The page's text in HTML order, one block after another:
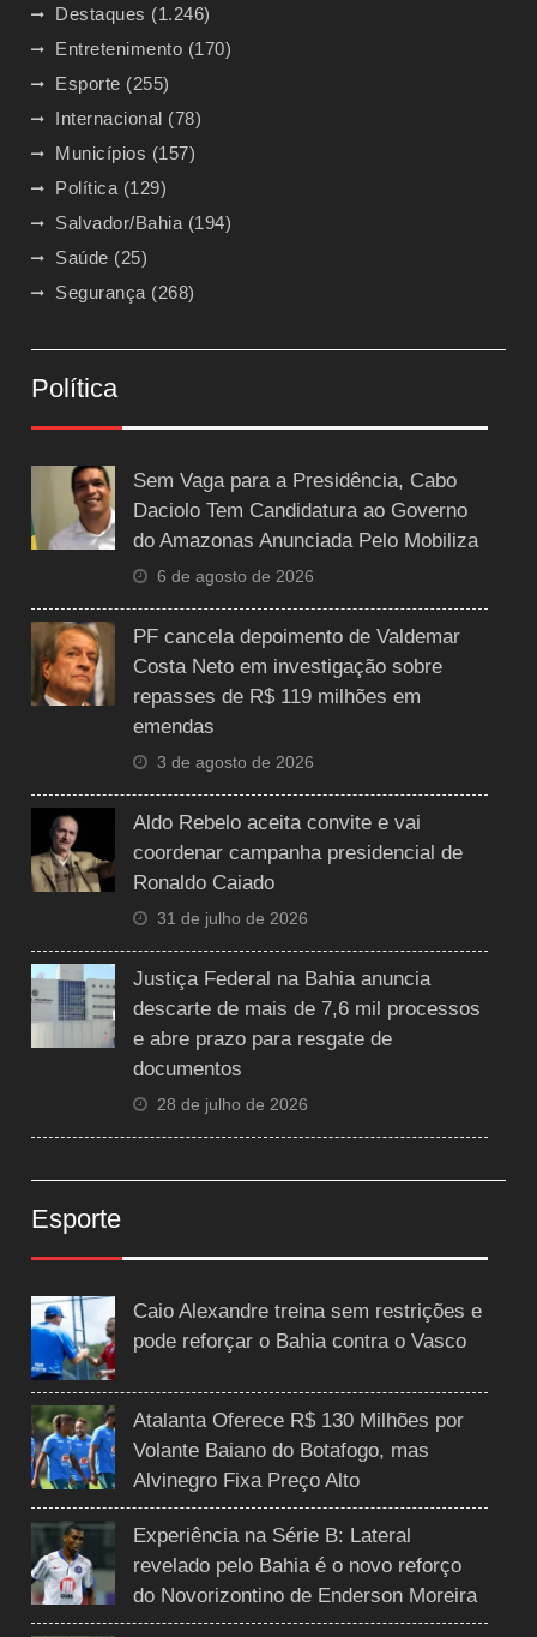
Destaques (1.246)
Entretenimento (170)
Esporte (255)
Internacional (78)
Municípios (157)
Política (129)
Salvador/Bahia (194)
Saúde (25)
Segurança (268)
Política
Sem Vaga para a Presidência, Cabo
Daciolo Tem Candidatura ao Governo
do Amazonas Anunciada Pelo Mobiliza
6 de agosto de 2026
PF cancela depoimento de Valdemar
Costa Neto em investigação sobre
repasses de R$ 119 milhões em
emendas
3 de agosto de 2026
Aldo Rebelo aceita convite e vai
coordenar campanha presidencial de
Ronaldo Caiado
31 de julho de 2026
Justiça Federal na Bahia anuncia
descarte de mais de 7,6 mil processos
e abre prazo para resgate de
documentos
28 de julho de 2026
Esporte
Caio Alexandre treina sem restrições e
pode reforçar o Bahia contra o Vasco
Atalanta Oferece R$ 130 Milhões por
Volante Baiano do Botafogo, mas
Alvinegro Fixa Preço Alto
Experiência na Série B: Lateral
revelado pelo Bahia é o novo reforço
do Novorizontino de Enderson Moreira